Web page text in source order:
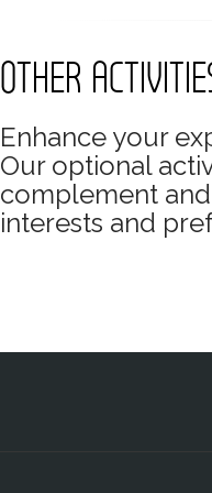
Traslado a
orquesta de
clásico.
OTHER
Enhance your
Our optional
complement
interests and